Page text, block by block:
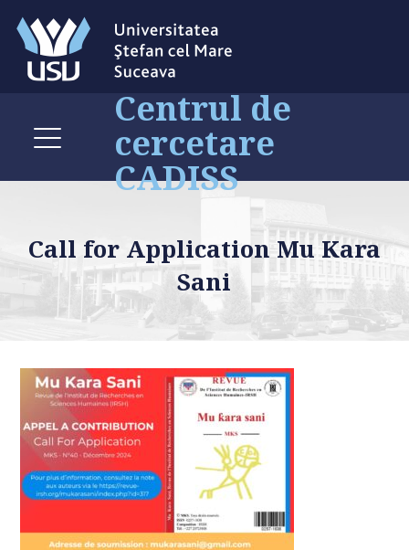
Centrul de
cercetare
CADISS
Call for Application Mu Kara
Sani